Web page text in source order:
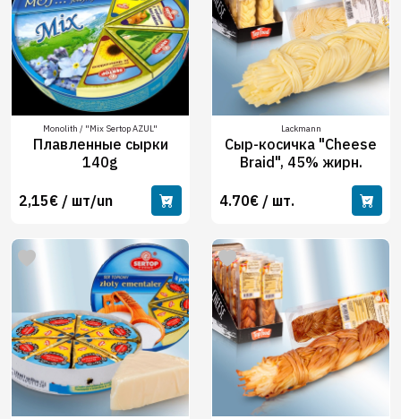
Monolith / "Mix Sertop AZUL"
Плавленные сырки
140g
2,15€ / шт/un
Lackmann
Сыр-косичка "Cheese
Braid", 45% жирн.
4.70€ / шт.